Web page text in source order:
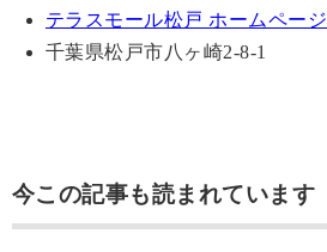
テラスモール松戸 ホームページ
千葉県松戸市八ヶ崎2-8-1
今この記事も読まれています